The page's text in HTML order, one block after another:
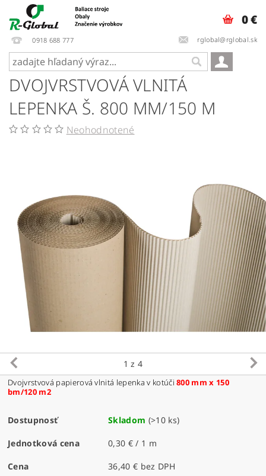
0918 688 777 rglobal@rglobal.sk
0 €
DVOJVRSTVOVÁ VLNITÁ
LEPENKA Š. 800 MM/150 M
Neohodnotené
1 z 4
Dvojvrstvová papierová vlnitá lepenka v kotúči800 mm x 150
bm/120 m2
Dostupnosť Skladom (>10 ks)
Jednotková cena 0,30 € / 1 m
Cena 36,40 € bez DPH